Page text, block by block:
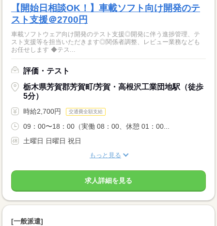
【開始日相談OK！】車載ソフト向け開発のテ
スト支援＠2700円
車載ソフトウェア向け開発のテスト支援◎開発に伴う進捗管理、テ
スト支援等を担当いただきます◎関係者調整、レビュー業務なども
お任せします ◆テス...
評価・テスト
栃木県芳賀郡芳賀町/芳賀・高根沢工業団地駅（徒歩
5分）
時給2,700円 交通費全額支給
09：00〜18：00（実働 08：00、休憩 01：00...
土曜日 日曜日 祝日
もっと見る
求人詳細を見る
[一般派遣]